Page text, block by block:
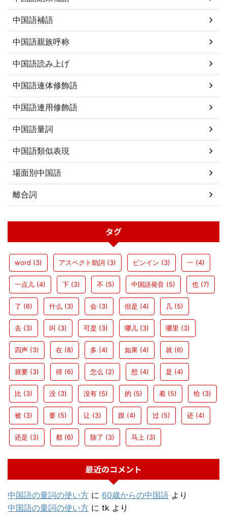
中国語補語
中国語親族呼称
中国語読み上げ
中国語連体修飾語
中国語連用修飾語
中国語量詞
中国語類似表現
場面別中国語
離合詞
タグ
word (3) アスペクト助詞 (3) ピンイン (3) 一 (4)
一点儿 (4) 下 (3) 不 (5) 中国語発音 (5) 也 (7)
了 (6) 什么 (3) 会 (3) 但是 (4) 几 (5)
去 (3) 叫 (3) 可是 (3) 哪儿 (3) 哪里 (3)
四声 (3) 在 (8) 多 (4) 如果 (4) 就 (6)
就要 (3) 得 (6) 怎么 (2) 想 (4) 是 (4)
比 (3) 没 (3) 没有 (5) 的 (5) 着 (5) 给 (3)
被 (3) 要 (5) 让 (3) 跟 (4) 过 (5) 还 (4)
还是 (3) 都 (6) 除了 (3) 马上 (3)
最近のコメント
中国語の量詞の使い方 に 60歳からの中国語 より
中国語の量詞の使い方 に tk より